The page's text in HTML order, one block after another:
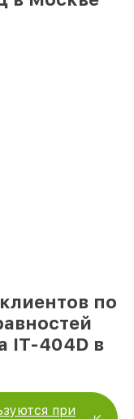
по
IT-404D в
при